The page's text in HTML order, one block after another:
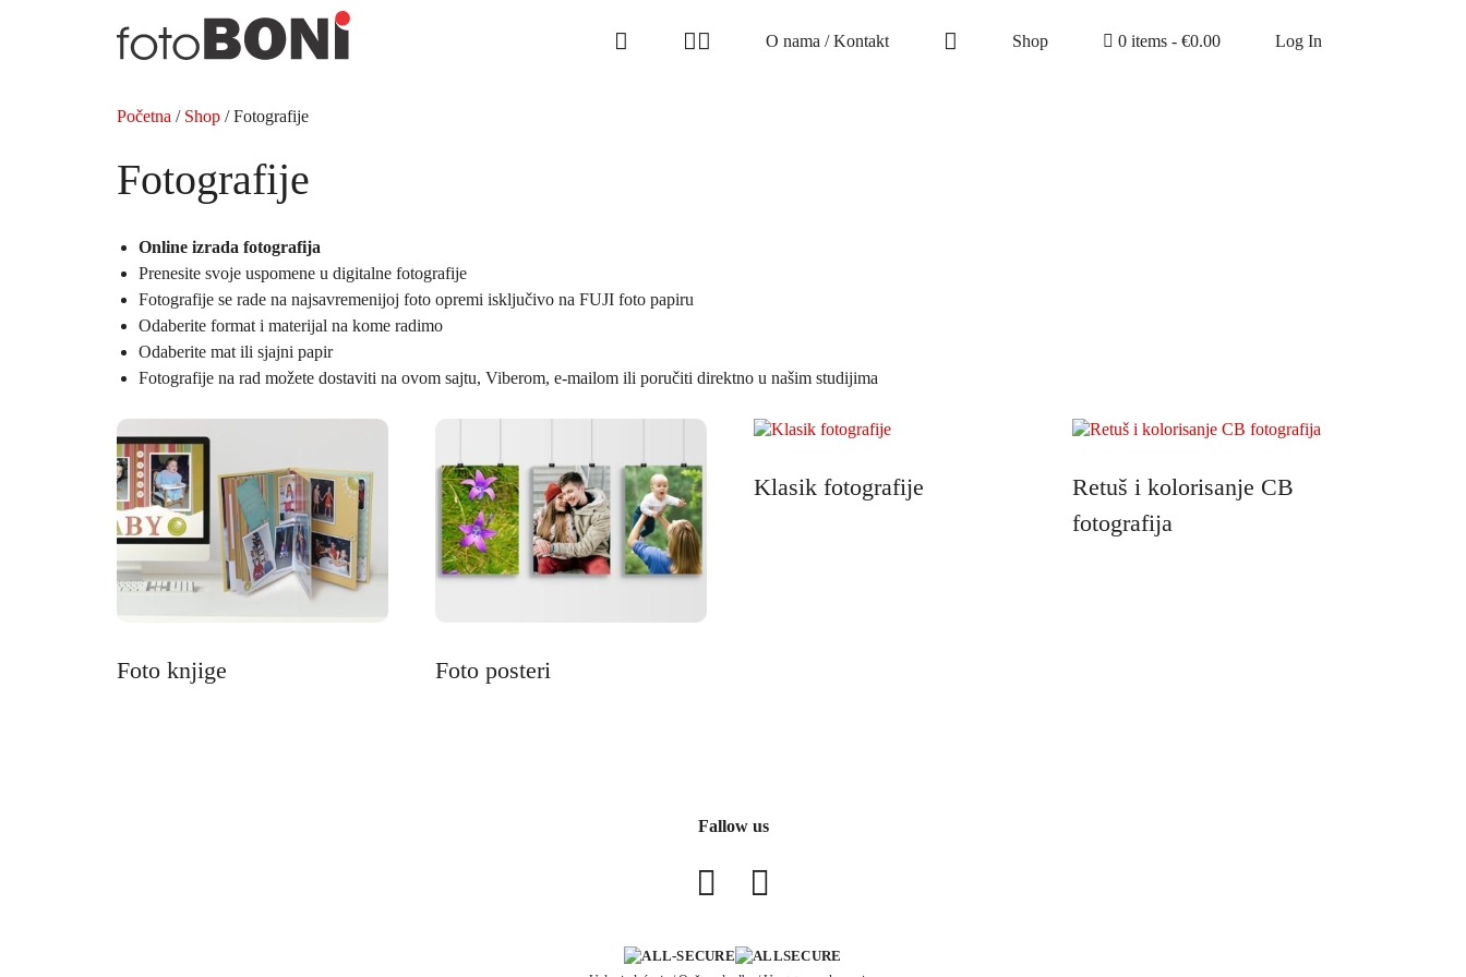
O nama / Kontakt Shop 0 items - €0.00 Log In
Početna / Shop / Fotografije
Fotografije
Online izrada fotografija
Prenesite svoje uspomene u digitalne fotografije
Fotografije se rade na najsavremenijoj foto opremi isključivo na FUJI foto papiru
Odaberite format i materijal na kome radimo
Odaberite mat ili sjajni papir
Fotografije na rad možete dostaviti na ovom sajtu, Viberom, e-mailom ili poručiti direktno u našim studijima
Foto knjige Foto posteri
Klasik fotografije
Retuš i kolorisanje CB
fotografija
Fallow us